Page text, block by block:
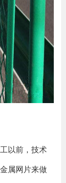
以前，技术
属网片来做